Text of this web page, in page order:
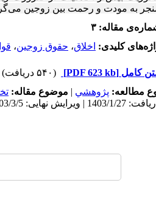
به مودت و رحمت بین زوجین
مقاله: ۳
کلیدی: اخلاق، حقوق زوجین،
کامل [PDF 623 kb]
(۵۴۰ دریافت)
مطالعه: پژوهشي | موضوع مقاله:
27 | ویرایش نهایی: 1403/3/5 | پذیرش: 1403/3/2 | انتشار: 1403/4/1